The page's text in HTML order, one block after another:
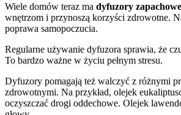
Wiele domów teraz ma dyfuzory zapachowe
wnętrzom i przynoszą korzyści zdrowotne.
poprawa samopoczucia.
Regularne używanie dyfuzora sprawia, że
To bardzo ważne w życiu pełnym stresu.
Dyfuzory pomagają też walczyć z różnymi
zdrowotnymi. Na przykład, olejek
oczyszczać drogi oddechowe. Olejek